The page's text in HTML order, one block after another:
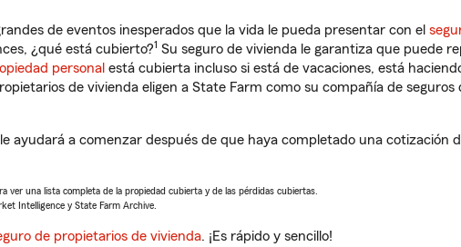
de eventos inesperados que la vida le pueda presentar con el
¿qué está cubierto?1 Su seguro de vivienda le garantiza que puede
personal está cubierta incluso si está de vacaciones, está
de vivienda eligen a State Farm como su compañía de
ayudará a comenzar después de que haya completado una cotización
ver una lista completa de la propiedad cubierta y de las pérdidas cubiertas.
Intelligence y State Farm Archive.
de propietarios de vivienda. ¡Es rápido y sencillo!